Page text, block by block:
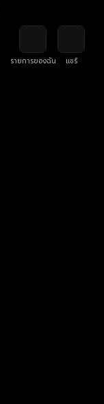
รายการของฉัน
แชร์